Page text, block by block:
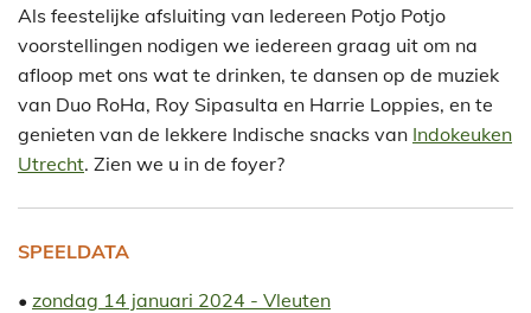
Als feestelijke afsluiting van Iedereen Potjo Potjo
voorstellingen nodigen we iedereen graag uit om na
afloop met ons wat te drinken, te dansen op de muziek
van Duo RoHa, Roy Sipasulta en Harrie Loppies, en te
genieten van de lekkere Indische snacks van Indokeuken
Utrecht. Zien we u in de foyer?
SPEELDATA
• zondag 14 januari 2024 - Vleuten